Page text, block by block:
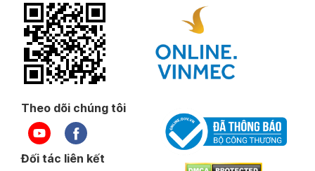
Theo dõi chúng tôi
Đối tác liên kết